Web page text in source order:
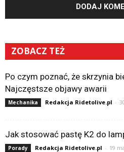
ZOBACZ TEŻ
Po czym poznać, że skrzynia
Najczęstsze objawy awarii
Mechanika Redakcja Ridetolive.pl -
Jak stosować pastę K2 do
Porady Redakcja Ridetolive.pl - 19